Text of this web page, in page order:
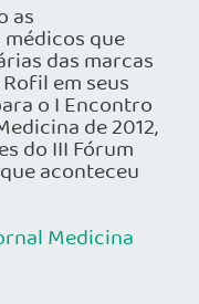
as
que
das marcas
em seus
o I Encontro
de 2012,
do III Fórum
aconteceu
Medicina